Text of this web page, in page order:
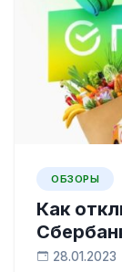
ОБЗОРЫ
Как
28.01.2023